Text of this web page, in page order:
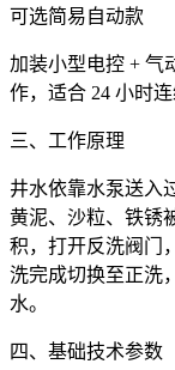
可选简易自动款
加装小型电控 + 气
作，适合 24 小时连
三、工作原理
井水依靠水泵送入
黄泥、沙粒、铁锈
积，打开反洗阀门
洗完成切换至正洗
水。
四、基础技术参数